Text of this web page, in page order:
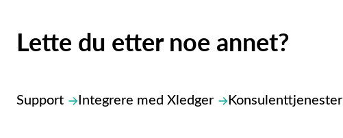
Lette du etter noe annet?
Support Integrere med Xledger Konsulenttjenester